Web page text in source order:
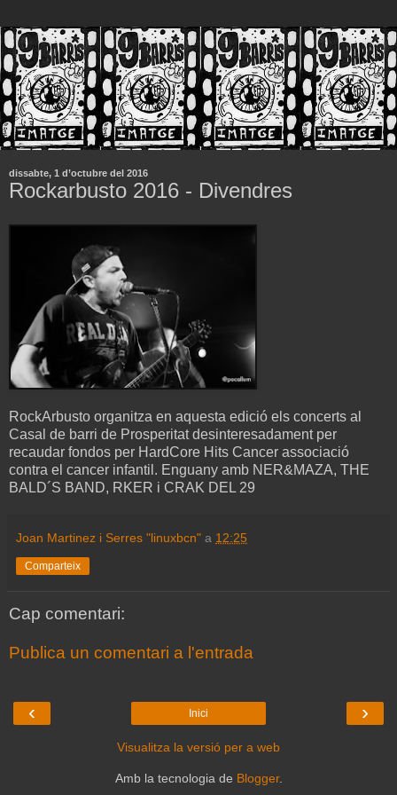
dissabte, 1 d’octubre del 2016
Rockarbusto 2016 - Divendres
RockArbusto organitza en aquesta edició els concerts al
Casal de barri de Prosperitat desinteresadament per
recaudar fondos per HardCore Hits Cancer associació
contra el cancer infantil. Enguany amb NER&MAZA, THE
BALD´S BAND, RKER i CRAK DEL 29
Joan Martinez i Serres "linuxbcn" a 12:25
Comparteix
Cap comentari:
Publica un comentari a l'entrada
‹ ›
Inici
Visualitza la versió per a web
Amb la tecnologia de Blogger.